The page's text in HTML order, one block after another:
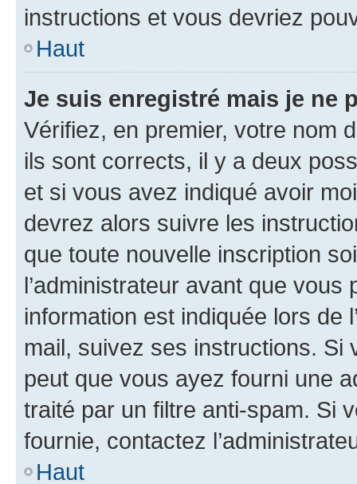
instructions et vous devriez
Haut
Je suis enregistré mais je ne
Vérifiez, en premier, votre nom
ils sont corrects, il y a deux
et si vous avez indiqué avoir
devrez alors suivre les
que toute nouvelle inscription
l’administrateur avant que
information est indiquée lors de
mail, suivez ses instructions. Si
peut que vous ayez fourni une
traité par un filtre anti-spam. Si
fournie, contactez
Haut